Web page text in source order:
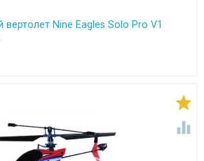
Nine Eagles Solo Pro V1

